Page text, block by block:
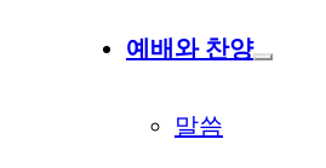
예배와 찬양
말씀